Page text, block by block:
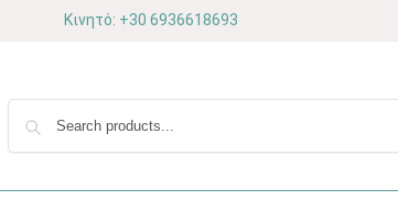
Κινητό: +30 6936618693